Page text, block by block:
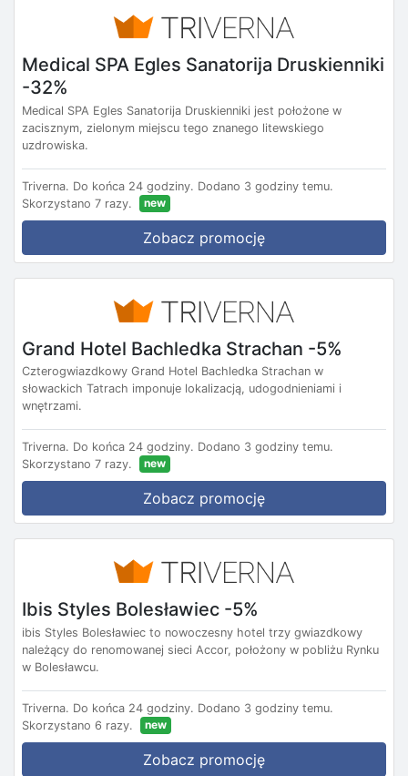
Medical SPA Egles Sanatorija Druskienniki
-32%
Medical SPA Egles Sanatorija Druskienniki jest położone w
zacisznym, zielonym miejscu tego znanego litewskiego
uzdrowiska.
Triverna. Do końca 24 godziny. Dodano 3 godziny temu.
Skorzystano 7 razy.
new
Zobacz promocję
Grand Hotel Bachledka Strachan -5%
Czterogwiazdkowy Grand Hotel Bachledka Strachan w
słowackich Tatrach imponuje lokalizacją, udogodnieniami i
wnętrzami.
Triverna. Do końca 24 godziny. Dodano 3 godziny temu.
Skorzystano 7 razy.
new
Zobacz promocję
Ibis Styles Bolesławiec -5%
ibis Styles Bolesławiec to nowoczesny hotel trzy gwiazdkowy
należący do renomowanej sieci Accor, położony w pobliżu Rynku
w Bolesławcu.
Triverna. Do końca 24 godziny. Dodano 3 godziny temu.
Skorzystano 6 razy.
new
Zobacz promocję